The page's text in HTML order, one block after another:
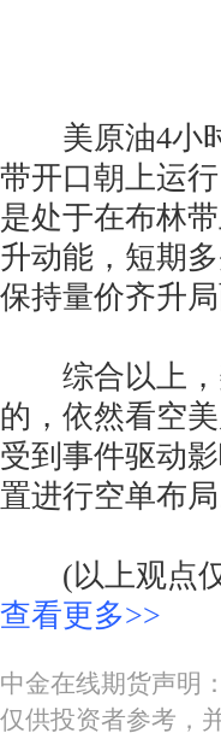
美原油4小时
带开口朝上运
是处于在布林
升动能，短期
保持量价齐升局
综合以上，
的，依然看空
受到事件驱动
置进行空单布局
(以上观点仅
查看更多>>
中金在线期货声明
仅供投资者参考，